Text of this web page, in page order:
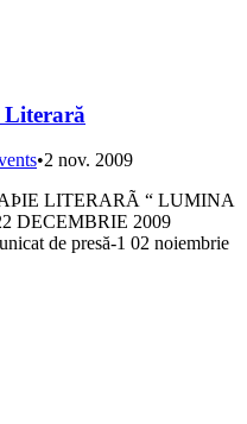
Literară
•2 nov. 2009
LITERARÃ “ LUMINA
DECEMBRIE 2009
de presă-1 02 noiembrie